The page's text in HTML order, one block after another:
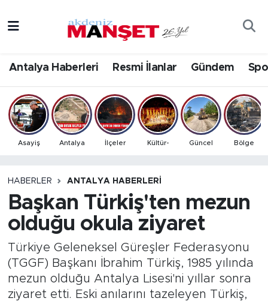
Antalya Haberleri Resmi İlanlar Gündem
Asayiş Antalya İlçeler Kültür- Güncel Bölge
HABERLER ANTALYA HABERLERI
Başkan Türkiş'ten mezun
olduğu okula ziyaret
Türkiye Geleneksel Güreşler Federasyonu
(TGGF) Başkanı İbrahim Türkiş, 1985 yılında
mezun olduğu Antalya Lisesi'ni yıllar sonra
ziyaret etti. Eski anılarını tazeleyen Türkiş,
Bilim & Teknoloji
Eğitim
Ekonomi
Gündem
İlçeler
Kültür- Sanat
Magazin
Antalya Hava Durumu
Antalya Namaz Vakitleri
Antalya Trafik Yoğunluk Haritası
Tüm Manşetler
Son Dakika Haberleri
Haber Arşivi